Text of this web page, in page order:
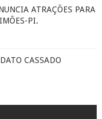
ATRAÇÕES PARA
PI.
CASSADO